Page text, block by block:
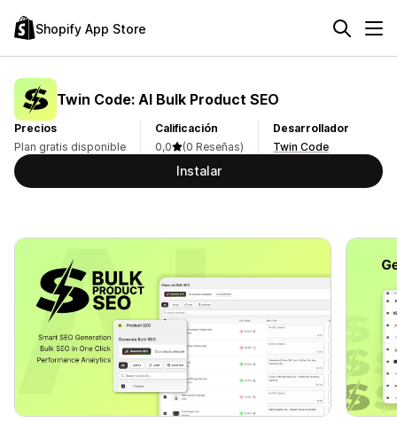
Shopify App Store
Twin Code: AI Bulk Product SEO
Precios
Plan gratis disponible
Calificación
0,0
(0 Reseñas)
Desarrollador
Twin Code
Instalar